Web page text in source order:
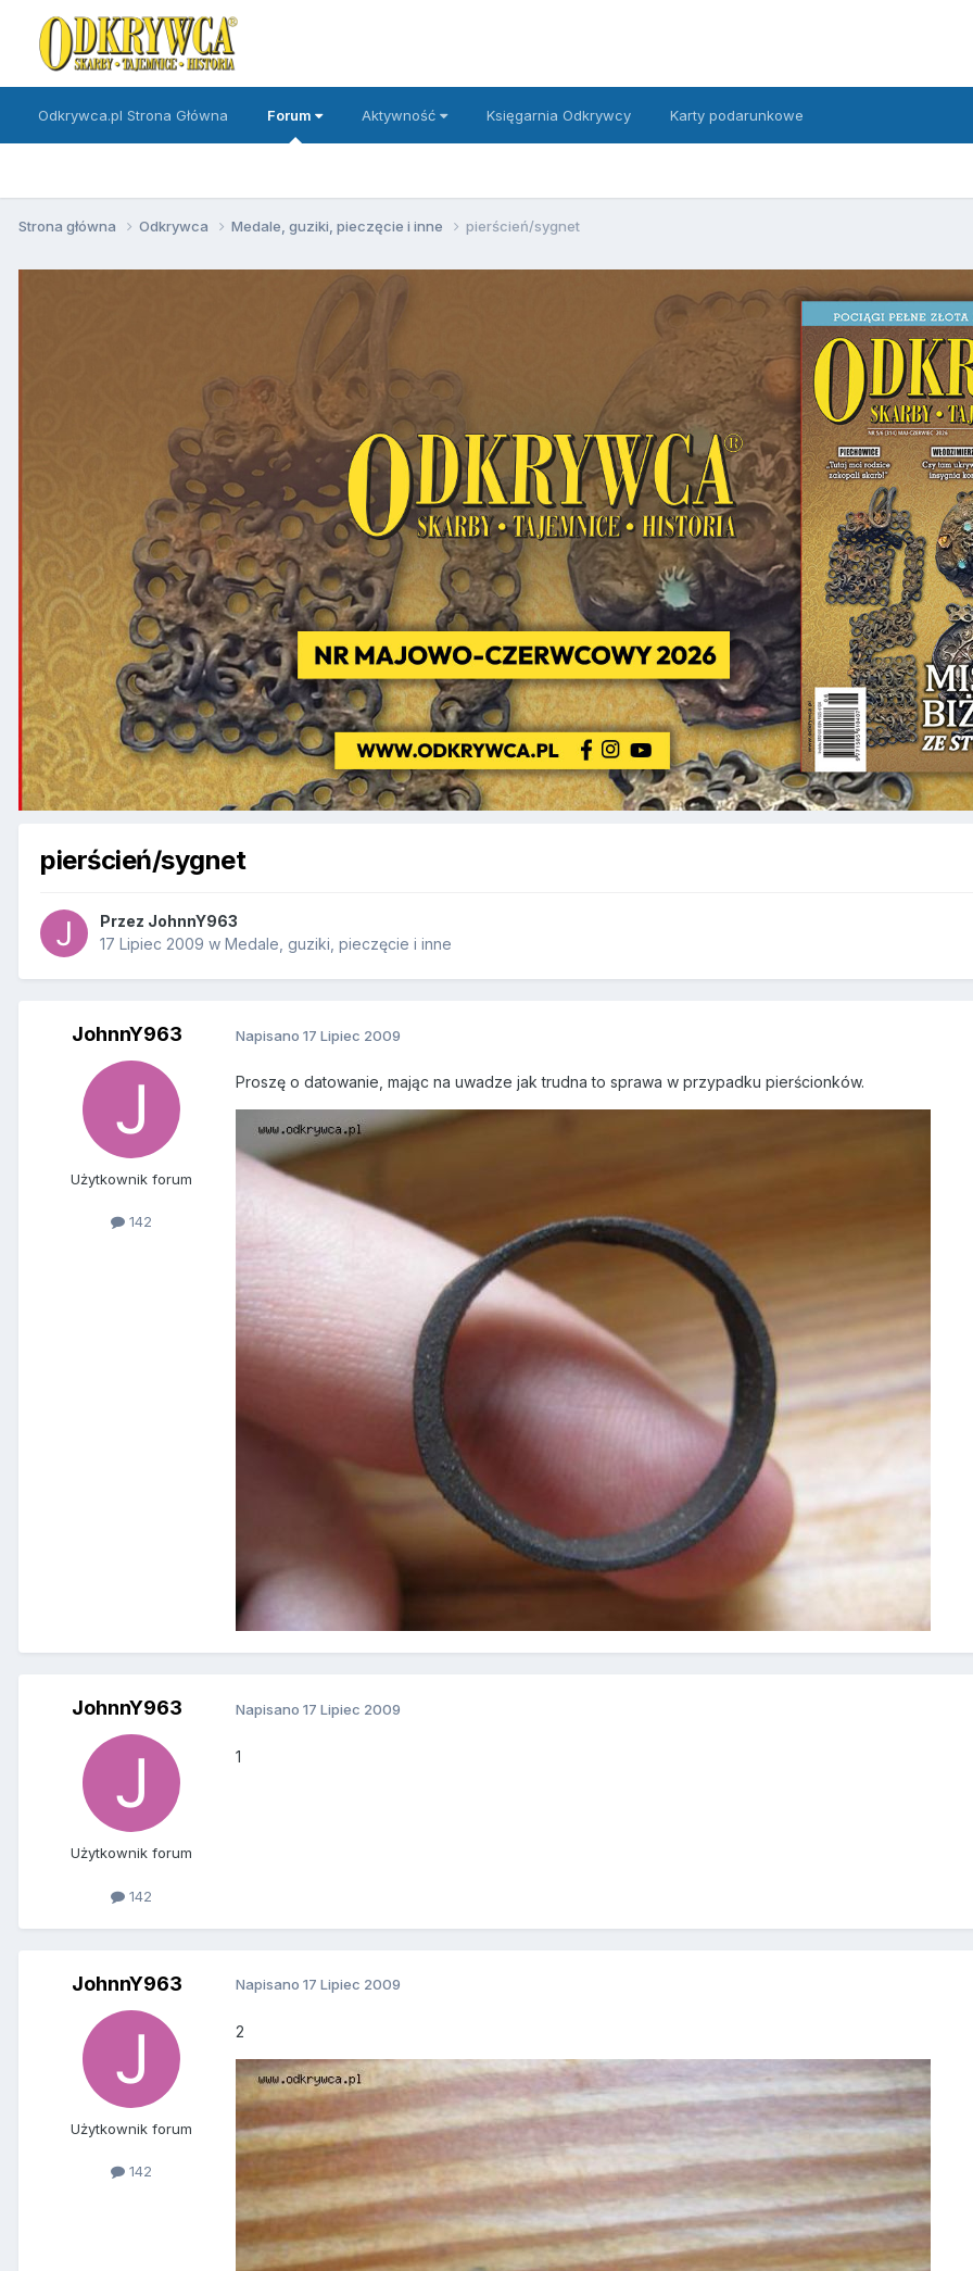
Odkrywca.pl Strona Główna Forum Aktywność Księgarnia Odkrywcy Karty podarunkowe
Strona główna Odkrywca Medale, guziki, pieczęcie i inne pierścień/sygnet
pierścień/sygnet
Przez JohnnY963
17 Lipiec 2009 w Medale, guziki, pieczęcie i inne
JohnnY963
Użytkownik forum
142
Napisano 17 Lipiec 2009
Proszę o datowanie, mając na uwadze jak trudna to sprawa w przypadku pierścionków.
JohnnY963
Użytkownik forum
142
Napisano 17 Lipiec 2009
1
JohnnY963
Użytkownik forum
142
Napisano 17 Lipiec 2009
2